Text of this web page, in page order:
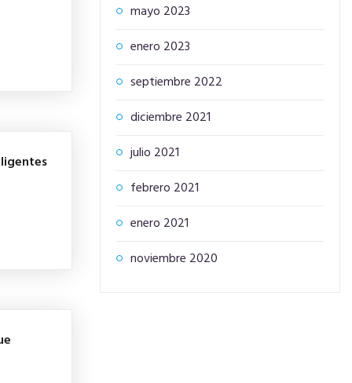
mayo 2023
enero 2023
septiembre 2022
diciembre 2021
julio 2021
febrero 2021
enero 2021
noviembre 2020